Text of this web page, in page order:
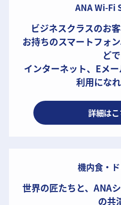
ANA Wi-Fi
ビジネスクラスのお
お持ちのスマートフォ
どで
インターネット、Eメ
利用になれ
詳細はこ
機内食・
世界の匠たちと、ANA
の共